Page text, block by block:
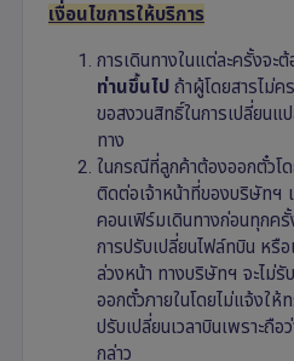
เงื่อนไขการให้บริการ
การเดินทางในแต่ละครั้งจะ
ท่านขึ้นไป ถ้าผู้โดยสารไม่ค
ขอสงวนสิทธิ์ในการเปลี่ยนแ
ทาง
ในกรณีที่ลูกค้าต้องออกตั๋วโ
ติดต่อเจ้าหน้าที่ของบริษัทฯ
คอนเฟิร์มเดินทางก่อนทุกครั้
การปรับเปลี่ยนไฟล์ทบิน หรือ
ล่วงหน้า ทางบริษัทฯ จะไม่
ออกตั๋วภายในโดยไม่แจ้งให้
ปรับเปลี่ยนเวลาบินเพราะถือ
กล่าว